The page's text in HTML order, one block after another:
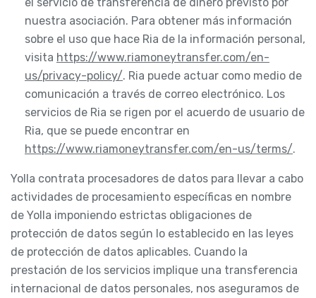
nuestra asociación. Para obtener más información
sobre el uso que hace Ria de la información personal,
visita https://www.riamoneytransfer.com/en-
us/privacy-policy/. Ria puede actuar como medio de
comunicación a través de correo electrónico. Los
servicios de Ria se rigen por el acuerdo de usuario de
Ria, que se puede encontrar en
https://www.riamoneytransfer.com/en-us/terms/.
Yolla contrata procesadores de datos para llevar a cabo
actividades de procesamiento específicas en nombre
de Yolla imponiendo estrictas obligaciones de
protección de datos según lo establecido en las leyes
de protección de datos aplicables. Cuando la
prestación de los servicios implique una transferencia
internacional de datos personales, nos aseguramos de